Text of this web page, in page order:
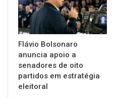
Flávio Bolsonaro
anuncia apoio a
senadores de oito
partidos em estratégia
eleitoral